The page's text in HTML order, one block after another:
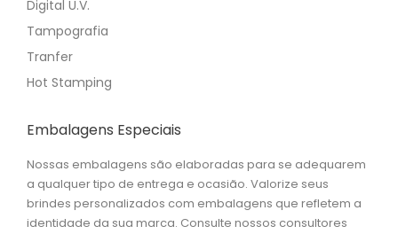
Digital U.V.
Tampografia
Tranfer
Hot Stamping
Embalagens Especiais
Nossas embalagens são elaboradas para se adequarem
a qualquer tipo de entrega e ocasião. Valorize seus
brindes personalizados com embalagens que refletem a
identidade da sua marca. Consulte nossos consultores